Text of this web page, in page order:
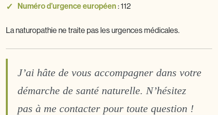
Numéro d’urgence européen: 112
La naturopathie ne traite pas les urgences médicales.
J’ai hâte de vous accompagner dans votre
démarche de santé naturelle. N’hésitez
pas à me contacter pour toute question !